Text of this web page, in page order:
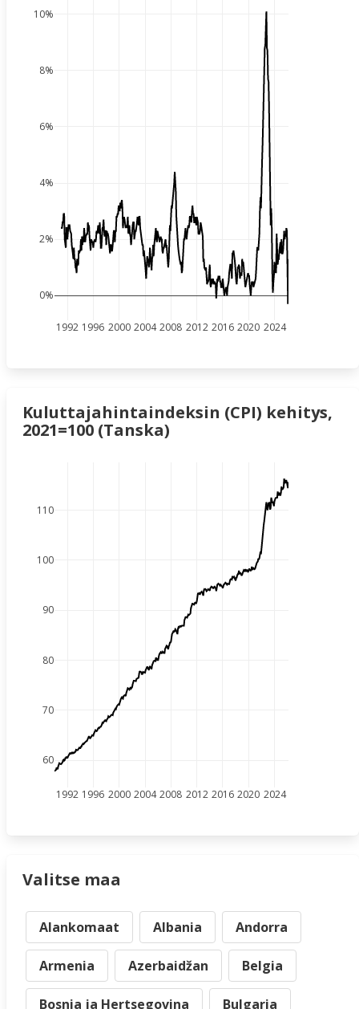
1992 1996 2000 20042008 2012 2016 2020 2024
0%
2%
4%
6%
8%
10%
Kuluttajahintaindeksin (CPI) kehitys,
2021=100 (Tanska)
1992 1996 2000 20042008 2012 2016 2020 2024
60
70
80
90
100
110
Valitse maa
Alankomaat Albania Andorra
Armenia Azerbaidžan Belgia
Bosnia ja Hertsegovina Bulgaria